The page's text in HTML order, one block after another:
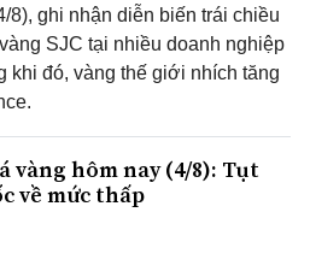
8), ghi nhận diễn biến trái chiều
SJC tại nhiều doanh nghiệp
khi đó, vàng thế giới nhích tăng
vàng hôm nay (4/8): Tụt
về mức thấp